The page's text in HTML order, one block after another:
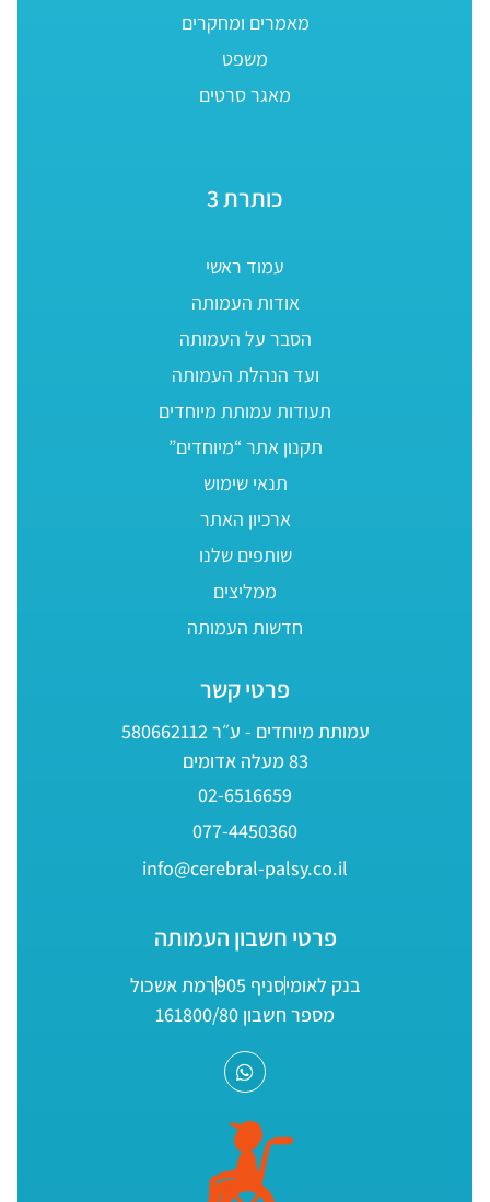
מאמרים ומחקרים
משפט
מאגר סרטים
כותרת 3
עמוד ראשי
אודות העמותה
הסבר על העמותה
ועד הנהלת העמותה
תעודות עמותת מיוחדים
תקנון אתר “מיוחדים”
תנאי שימוש
ארכיון האתר
שותפים שלנו
ממליצים
חדשות העמותה
פרטי קשר
עמותת מיוחדים - ע״ר 580662112
83 מעלה אדומים
02-6516659
077-4450360
info@cerebral-palsy.co.il
פרטי חשבון העמותה
בנק לאומיסניף 905
רמת אשכול
מספר חשבון 161800/80